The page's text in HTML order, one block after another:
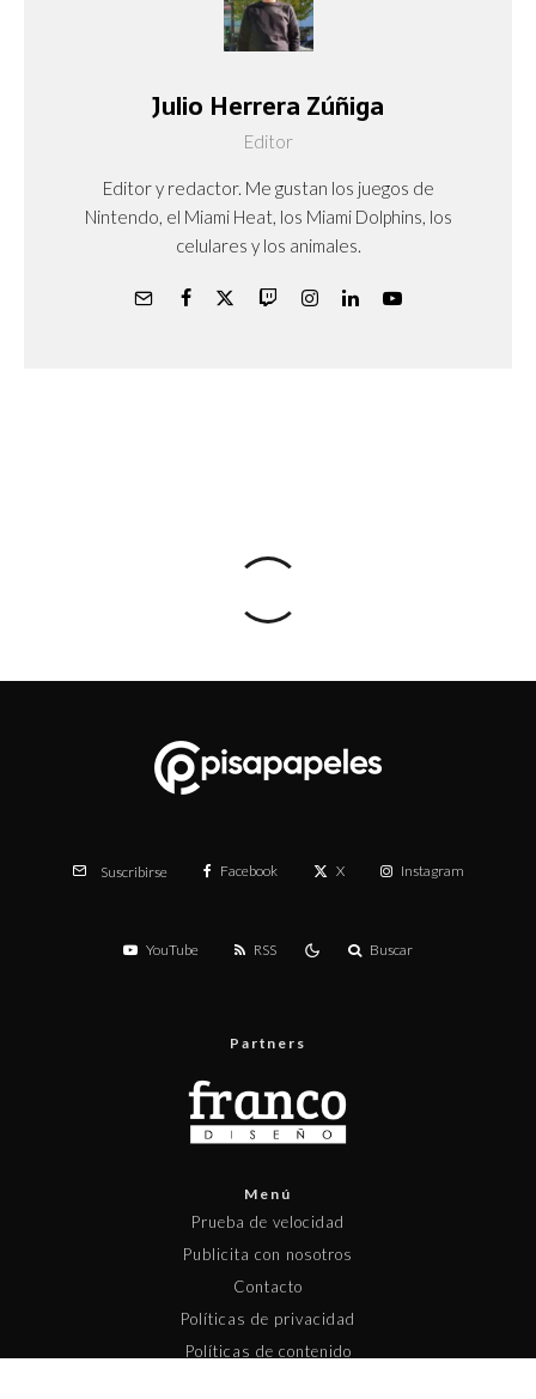
Julio Herrera Zúñiga
Editor
Editor y redactor. Me gustan los juegos de
Nintendo, el Miami Heat, los Miami Dolphins, los
celulares y los animales.
Suscribirse Facebook X Instagram
YouTube RSS Buscar
Partners
Menú
Prueba de velocidad
Publicita con nosotros
Contacto
Políticas de privacidad
Políticas de contenido